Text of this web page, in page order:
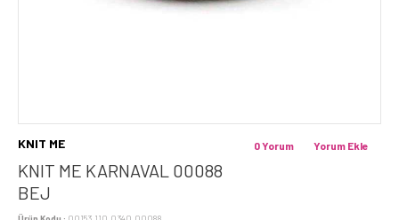
KNIT ME
KNIT ME KARNAVAL 00088
BEJ
Yorum Ekle
0 Yorum